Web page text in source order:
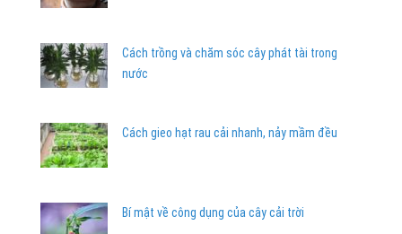
Cách trồng và chăm sóc cây phát tài trong
nước
Cách gieo hạt rau cải nhanh, nảy mầm đều
Bí mật về công dụng của cây cải trời